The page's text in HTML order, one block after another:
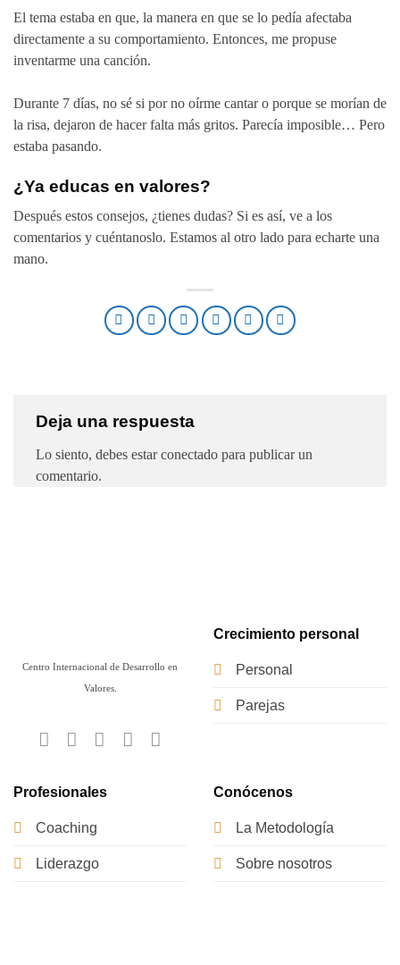
El tema estaba en que, la manera en que se lo pedía afectaba
directamente a su comportamiento. Entonces, me propuse
inventarme una canción.
Durante 7 días, no sé si por no oírme cantar o porque se morían de
la risa, dejaron de hacer falta más gritos. Parecía imposible… Pero
estaba pasando.
¿Ya educas en valores?
Después estos consejos, ¿tienes dudas? Si es así, ve a los
comentarios y cuéntanoslo. Estamos al otro lado para echarte una
mano.
Deja una respuesta
Lo siento, debes estarconectado para publicar un
comentario.
Centro Internacional de Desarrollo en
Valores.
Crecimiento personal
Personal
Parejas
Profesionales
Coaching
Liderazgo
Conócenos
La Metodología
Sobre nosotros